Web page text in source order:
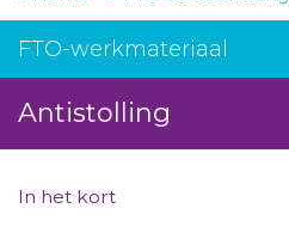
Zorginstellingen
Over IVM
FTO-werkmateriaal
Antistolling
In het kort